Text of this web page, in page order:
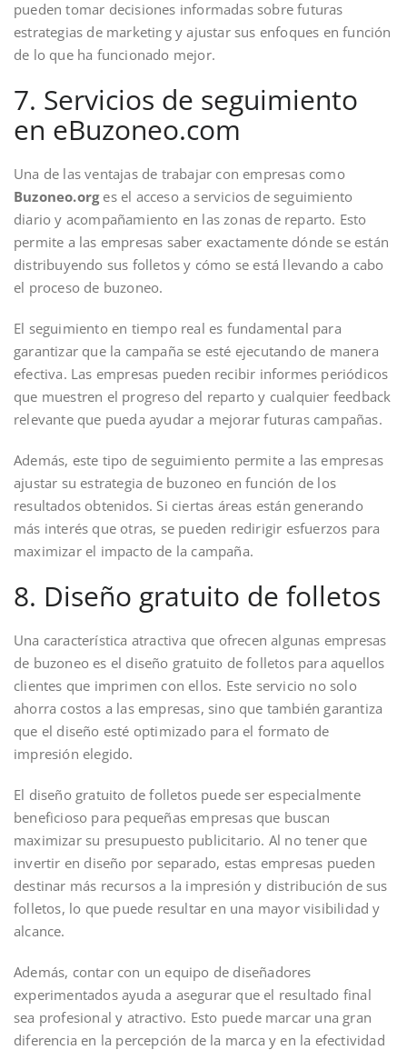
pueden tomar decisiones informadas sobre futuras
estrategias de marketing y ajustar sus enfoques en función
de lo que ha funcionado mejor.
7. Servicios de seguimiento
en eBuzoneo.com
Una de las ventajas de trabajar con empresas como
Buzoneo.orges el acceso a servicios de seguimiento
diario y acompañamiento en las zonas de reparto. Esto
permite a las empresas saber exactamente dónde se están
distribuyendo sus folletos y cómo se está llevando a cabo
el proceso de buzoneo.
El seguimiento en tiempo real es fundamental para
garantizar que la campaña se esté ejecutando de manera
efectiva. Las empresas pueden recibir informes periódicos
que muestren el progreso del reparto y cualquier feedback
relevante que pueda ayudar a mejorar futuras campañas.
Además, este tipo de seguimiento permite a las empresas
ajustar su estrategia de buzoneo en función de los
resultados obtenidos. Si ciertas áreas están generando
más interés que otras, se pueden redirigir esfuerzos para
maximizar el impacto de la campaña.
8. Diseño gratuito de folletos
Una característica atractiva que ofrecen algunas empresas
de buzoneo es el diseño gratuito de folletos para aquellos
clientes que imprimen con ellos. Este servicio no solo
ahorra costos a las empresas, sino que también garantiza
que el diseño esté optimizado para el formato de
impresión elegido.
El diseño gratuito de folletos puede ser especialmente
beneficioso para pequeñas empresas que buscan
maximizar su presupuesto publicitario. Al no tener que
invertir en diseño por separado, estas empresas pueden
destinar más recursos a la impresión y distribución de sus
folletos, lo que puede resultar en una mayor visibilidad y
alcance.
Además, contar con un equipo de diseñadores
experimentados ayuda a asegurar que el resultado final
sea profesional y atractivo. Esto puede marcar una gran
diferencia en la percepción de la marca y en la efectividad